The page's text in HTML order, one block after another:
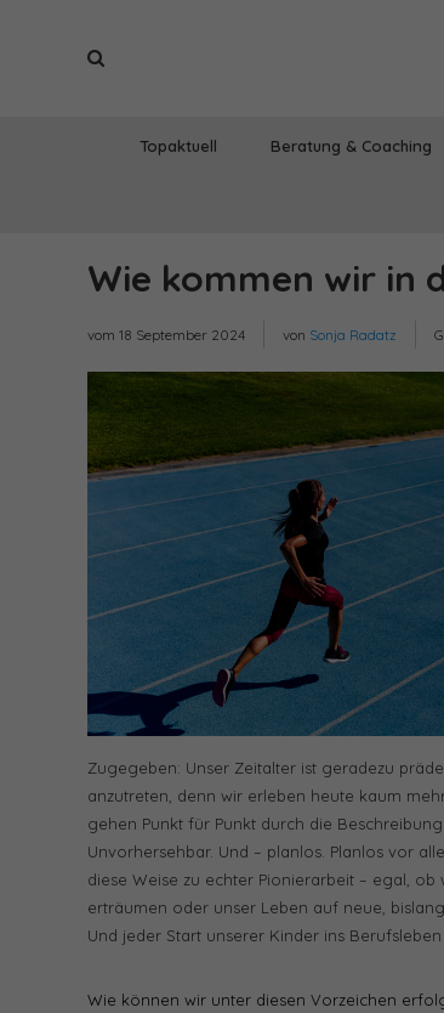
Topaktuell Beratung & Coaching
Wie kommen wir in
vom 18 September 2024 von Sonja Radatz
Zugegeben: Unser Zeitalter ist geradezu
anzutreten, denn wir erleben heute kaum
gehen Punkt für Punkt durch die
Unvorhersehbar. Und – planlos. Planlos vor
diese Weise zu echter Pionierarbeit – egal,
erträumen oder unser Leben auf neue,
Und jeder Start unserer Kinder ins
Wie können wir unter diesen Vorzeichen